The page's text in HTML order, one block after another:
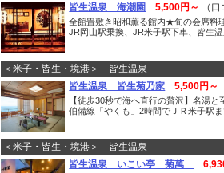
皆生温泉 海潮園
5,500円～ （
全館畳敷き昭和薫る館内★旬の会席料
JR岡山駅乗換、JR米子駅下車、皆生
＜米子・皆生・境港＞ 皆生温泉
皆生温泉 皆生菊乃家
5,500円～
【徒歩30秒で海へ直行の贅沢】名湯
伯備線「やくも」2時間でＪＲ米子駅
＜米子・皆生・境港＞ 皆生温泉
皆生温泉 いこい亭 菊萬